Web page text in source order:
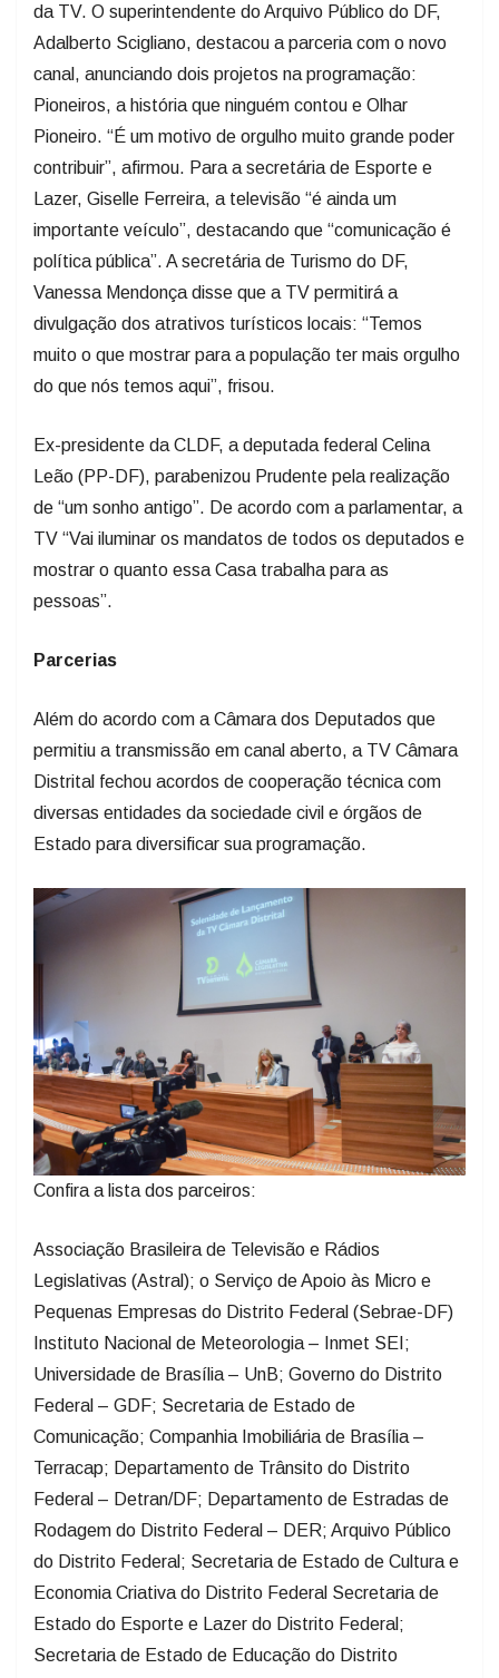
da TV. O superintendente do Arquivo Público do DF,
Adalberto Scigliano, destacou a parceria com o novo
canal, anunciando dois projetos na programação:
Pioneiros, a história que ninguém contou e Olhar
Pioneiro. “É um motivo de orgulho muito grande poder
contribuir”, afirmou. Para a secretária de Esporte e
Lazer, Giselle Ferreira, a televisão “é ainda um
importante veículo”, destacando que “comunicação é
política pública”. A secretária de Turismo do DF,
Vanessa Mendonça disse que a TV permitirá a
divulgação dos atrativos turísticos locais: “Temos
muito o que mostrar para a população ter mais orgulho
do que nós temos aqui”, frisou.
Ex-presidente da CLDF, a deputada federal Celina
Leão (PP-DF), parabenizou Prudente pela realização
de “um sonho antigo”. De acordo com a parlamentar, a
TV “Vai iluminar os mandatos de todos os deputados e
mostrar o quanto essa Casa trabalha para as
pessoas”.
Parcerias
Além do acordo com a Câmara dos Deputados que
permitiu a transmissão em canal aberto, a TV Câmara
Distrital fechou acordos de cooperação técnica com
diversas entidades da sociedade civil e órgãos de
Estado para diversificar sua programação.
Confira a lista dos parceiros:
Associação Brasileira de Televisão e Rádios
Legislativas (Astral); o Serviço de Apoio às Micro e
Pequenas Empresas do Distrito Federal (Sebrae-DF)
Instituto Nacional de Meteorologia – Inmet SEI;
Universidade de Brasília – UnB; Governo do Distrito
Federal – GDF; Secretaria de Estado de
Comunicação; Companhia Imobiliária de Brasília –
Terracap; Departamento de Trânsito do Distrito
Federal – Detran/DF; Departamento de Estradas de
Rodagem do Distrito Federal – DER; Arquivo Público
do Distrito Federal; Secretaria de Estado de Cultura e
Economia Criativa do Distrito Federal Secretaria de
Estado do Esporte e Lazer do Distrito Federal;
Secretaria de Estado de Educação do Distrito